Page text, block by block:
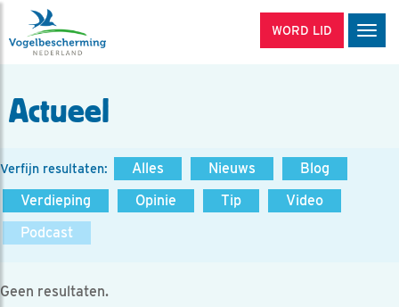
WORD LID
Actueel
Verfijn resultaten: Alles Nieuws
Blog
Verdieping
Opinie Tip
Video
Podcast
Geen resultaten.